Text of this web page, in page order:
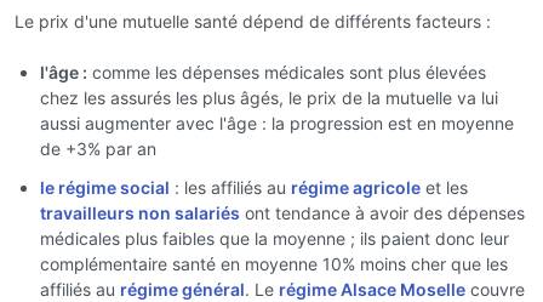
Le prix d'une mutuelle santé dépend de différents facteurs :
l'âge : comme les dépenses médicales sont plus élevées
chez les assurés les plus âgés, le prix de la mutuelle va lui
aussi augmenter avec l'âge : la progression est en moyenne
de +3% par an
le régime social : les affiliés au régime agricole et les
travailleurs non salariés ont tendance à avoir des dépenses
médicales plus faibles que la moyenne ; ils paient donc leur
complémentaire santé en moyenne 10% moins cher que les
affiliés au régime général. Le régime Alsace Moselle couvre